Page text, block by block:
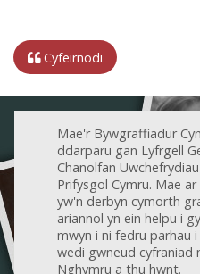
Cyfeirnodi
Mae'r Bywgraffiadur
ddarparu gan Lyfrgell
Chanolfan
Prifysgol Cymru. Mae
yw'n derbyn cymorth
ariannol yn ein helpu i
mwyn i ni fedru parhau
wedi gwneud cyfraniad
Nghymru a thu hwnt.